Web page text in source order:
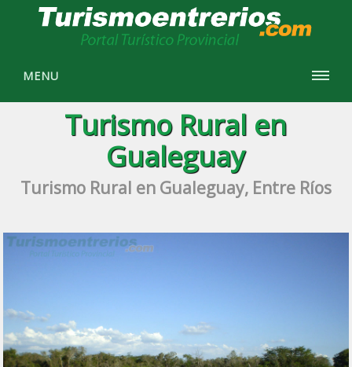
MENU
Turismo Rural en
Gualeguay
Turismo Rural en Gualeguay, Entre Ríos